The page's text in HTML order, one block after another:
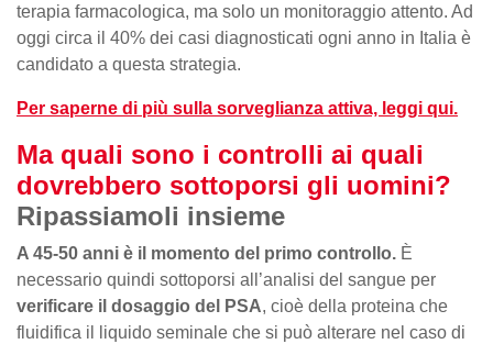
terapia farmacologica, ma solo un monitoraggio attento. Ad
oggi circa il 40% dei casi diagnosticati ogni anno in Italia è
candidato a questa strategia.
Per saperne di più sulla sorveglianza attiva, leggi qui.
Ma quali sono i controlli ai quali
dovrebbero sottoporsi gli uomini?
Ripassiamoli insieme
A 45-50 anni è il momento del primo controllo. È
necessario quindi sottoporsi all’analisi del sangue per
verificare il dosaggio del PSA, cioè della proteina che
fluidifica il liquido seminale che si può alterare nel caso di